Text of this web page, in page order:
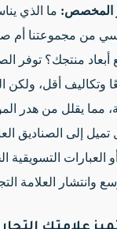
المخصص: ما الذي
من مجموعتنا
منتجك؟ توفر
وتكاليف أقل،
مما يقلل من هدر
تميل إلى الصناديق
العبارات
وانتشار العلامة